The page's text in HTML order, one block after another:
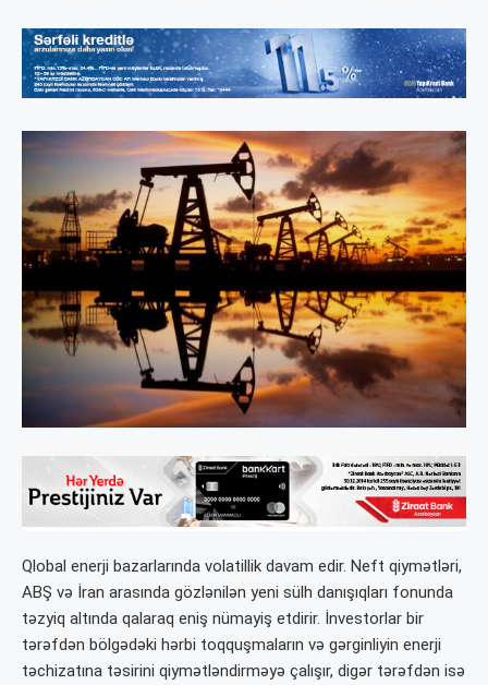
Qlobal enerji bazarlarında volatillik davam edir. Neft qiymətləri,
ABŞ və İran arasında gözlənilən yeni sülh danışıqları fonunda
təzyiq altında qalaraq eniş nümayiş etdirir. İnvestorlar bir
tərəfdən bölgədəki hərbi toqquşmaların və gərginliyin enerji
təchizatına təsirini qiymətləndirməyə çalışır, digər tərəfdən isə